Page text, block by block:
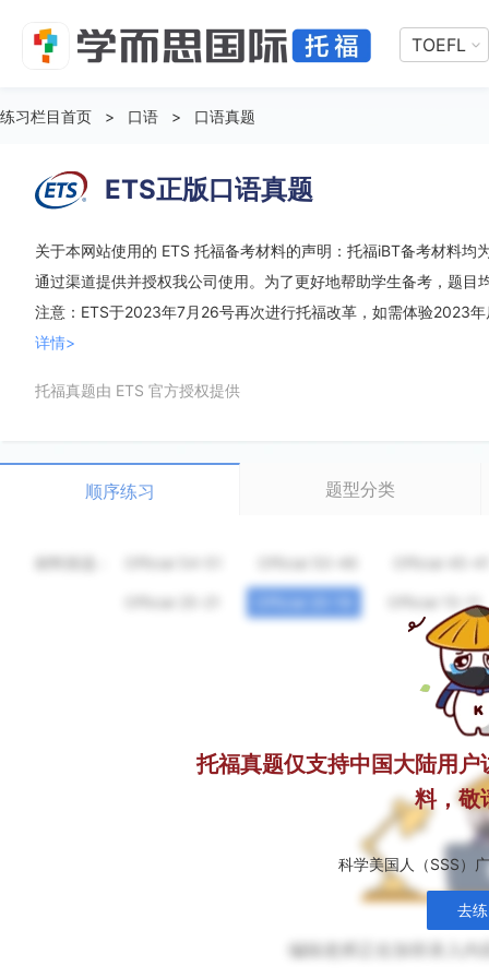
TOEFL
练习栏目首页 > 口语 > 口语真题
ETS正版口语真题
关于本网站使用的 ETS 托福备考材料的声明：托福iBT备考材料
通过渠道提供并授权我公司使用。为了更好地帮助学生备考，题目
注意：ETS于2023年7月26号再次进行托福改革，如需体验2023
详情>
托福真题由 ETS 官方授权提供
顺序练习 题型分类
Official 15-11
编辑老师正在加班录入
托福真题仅支持中国大陆用
料，敬
科学美国人（SSS）
去